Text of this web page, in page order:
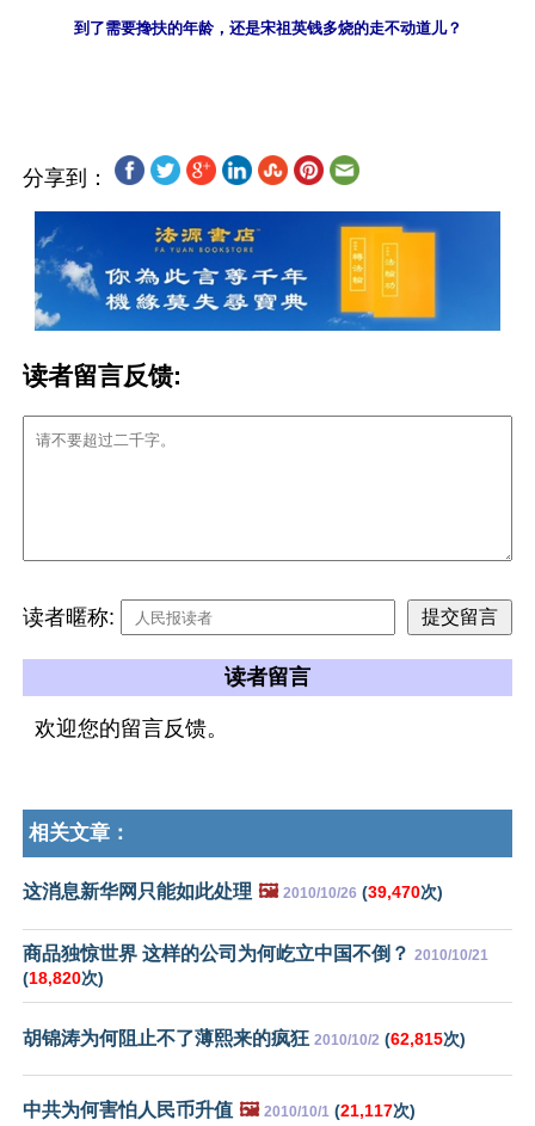
到了需要搀扶的年龄，还是宋祖英钱多烧的走不动道儿？
分享到：
读者留言反馈:
读者暱称:
读者留言
欢迎您的留言反馈。
相关文章：
这消息新华网只能如此处理 🖼️ 2010/10/26 (39,470次)
商品独惊世界 这样的公司为何屹立中国不倒？ 2010/10/21
(18,820次)
胡锦涛为何阻止不了薄熙来的疯狂 2010/10/2 (62,815次)
中共为何害怕人民币升值 🖼️ 2010/10/1 (21,117次)